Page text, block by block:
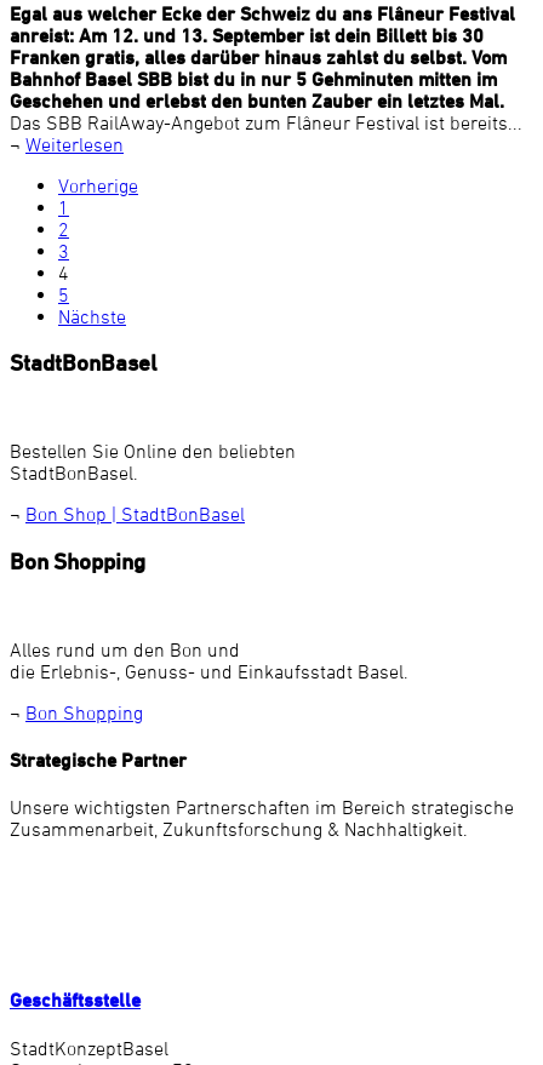
Egal aus welcher Ecke der Schweiz du ans Flâneur Festival
anreist: Am 12. und 13. September ist dein Billett bis 30
Franken gratis, alles darüber hinaus zahlst du selbst. Vom
Bahnhof Basel SBB bist du in nur 5 Gehminuten mitten im
Geschehen und erlebst den bunten Zauber ein letztes Mal.
Das SBB RailAway-Angebot zum Flâneur Festival ist bereits...
¬ Weiterlesen
Vorherige
1
2
3
4
5
Nächste
StadtBonBasel
Bestellen Sie Online den beliebten
StadtBonBasel.
¬ Bon Shop | StadtBonBasel
Bon Shopping
Alles rund um den Bon und
die Erlebnis-, Genuss- und Einkaufsstadt Basel.
¬ Bon Shopping
Strategische Partner
Unsere wichtigsten Partnerschaften im Bereich strategische
Zusammenarbeit, Zukunftsforschung & Nachhaltigkeit.
Geschäftsstelle
StadtKonzeptBasel